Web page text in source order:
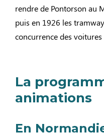
rendre de Pontorson au
puis en 1926 les
concurrence des voitures
La
animations
En